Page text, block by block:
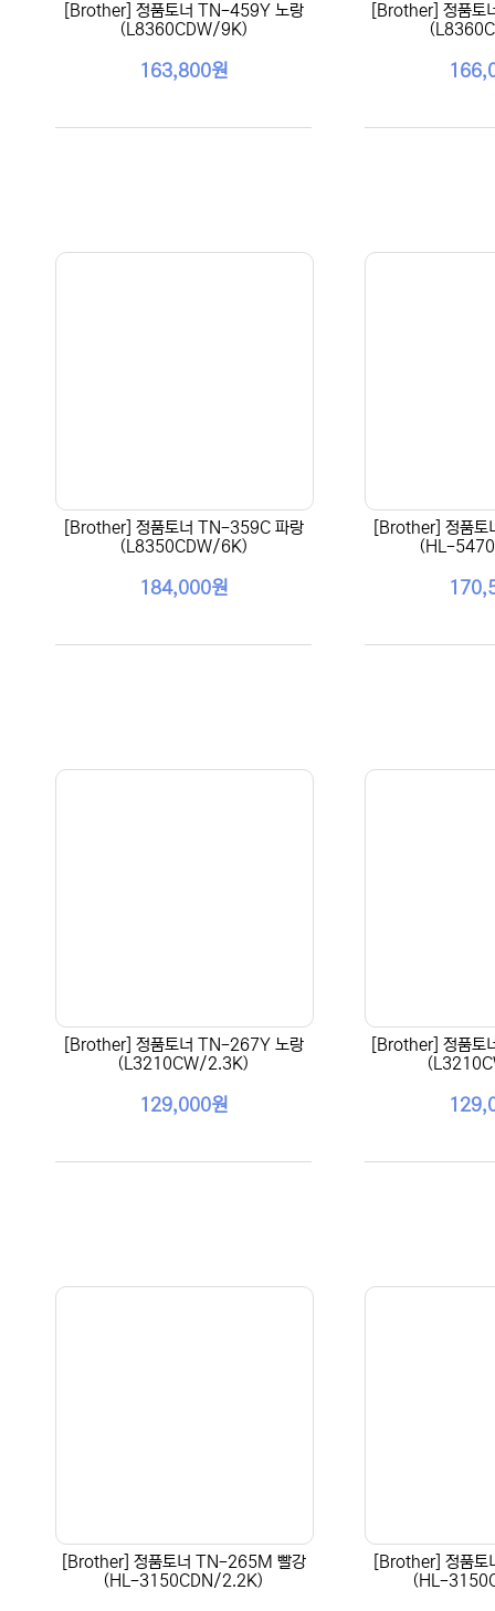
[Brother] 정품토너 TN-459Y 노랑
(L8360CDW/9K)
163,800원
[Brother] 정품
[Brother] 정품토너 TN-359C 파랑
(L8350CDW/6K)
184,000원
[Brother] 정품
(HL-
[Brother] 정품토너 TN-267Y 노랑
(L3210CW/2.3K)
129,000원
[Brother] 정품
[Brother] 정품토너 TN-265M 빨강
(HL-3150CDN/2.2K)
[Brother] 정품
(HL-